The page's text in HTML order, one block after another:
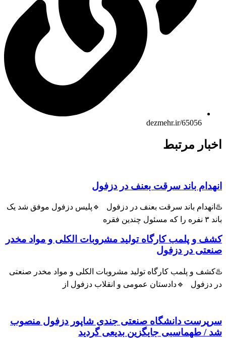
dezmehr.ir/65056
مرتبط
باند سرقت بعنف در دزفول
باند سرقت بعنف در دزفول 🔹پلیس دزفول موفق شد یک
فقره
و پلمب کارگاه تولید مشروبات الکلی و مواد مخدر
در دزفول
و پلمب کارگاه تولید مشروبات الکلی و مواد مخدر صنعتی
دزفول 🔹دادستان عمومی و انقلاب دزفول از
دانشگاه صنعتی جندی شاپور دزفول منصوب
/ طهماسبی جایگزین بدیعی گردید